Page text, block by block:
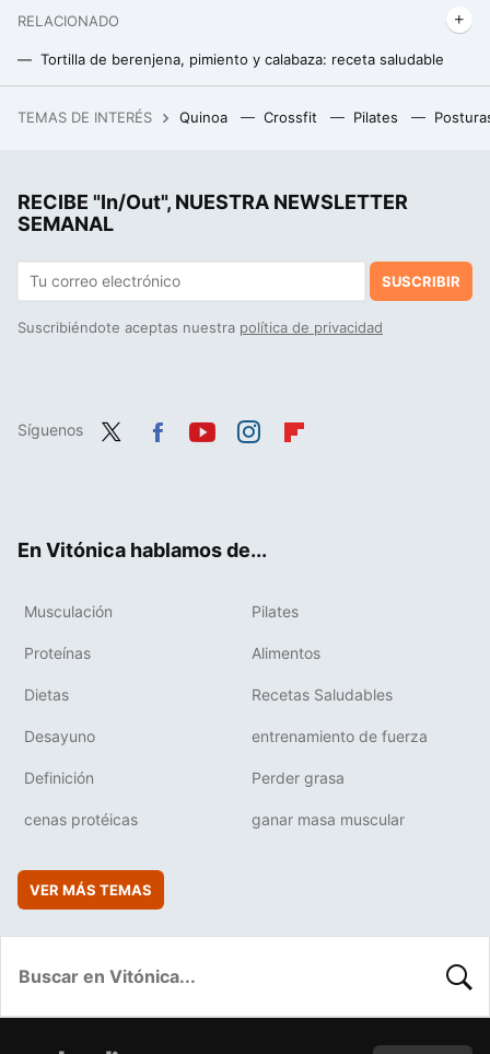
RELACIONADO
Tortilla de berenjena, pimiento y calabaza: receta saludable
TEMAS DE INTERÉS Quinoa Crossfit Pilates
RECIBE "In/Out", NUESTRA NEWSLETTER
SEMANAL
SUSCRIBIR
Suscribiéndote aceptas nuestra política de privacidad
Síguenos
En Vitónica hablamos de...
Musculación Pilates
Proteínas Alimentos
Dietas Recetas Saludables
Desayuno entrenamiento de fuerza
Definición Perder grasa
cenas protéicas ganar masa muscular
VER MÁS TEMAS